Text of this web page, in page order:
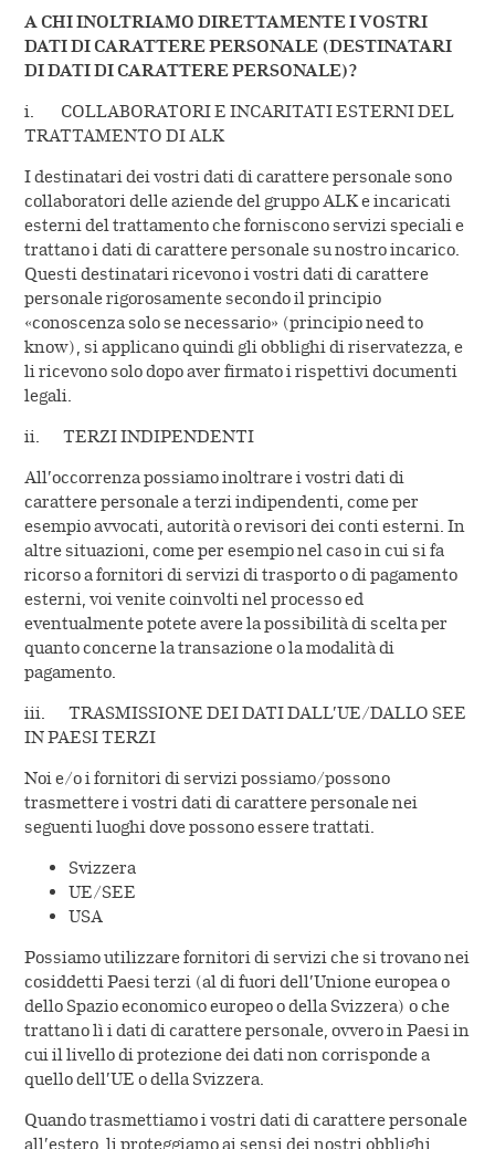
A CHI INOLTRIAMO DIRETTAMENTE I VOSTRI
DATI DI CARATTERE PERSONALE (DESTINATARI
DI DATI DI CARATTERE PERSONALE)?
i. COLLABORATORI E INCARITATI ESTERNI DEL
TRATTAMENTO DI ALK
I destinatari dei vostri dati di carattere personale sono
collaboratori delle aziende del gruppo ALK e incaricati
esterni del trattamento che forniscono servizi speciali e
trattano i dati di carattere personale su nostro incarico.
Questi destinatari ricevono i vostri dati di carattere
personale rigorosamente secondo il principio
«conoscenza solo se necessario» (principio need to
know), si applicano quindi gli obblighi di riservatezza, e
li ricevono solo dopo aver firmato i rispettivi documenti
legali.
ii. TERZI INDIPENDENTI
All’occorrenza possiamo inoltrare i vostri dati di
carattere personale a terzi indipendenti, come per
esempio avvocati, autorità o revisori dei conti esterni. In
altre situazioni, come per esempio nel caso in cui si fa
ricorso a fornitori di servizi di trasporto o di pagamento
esterni, voi venite coinvolti nel processo ed
eventualmente potete avere la possibilità di scelta per
quanto concerne la transazione o la modalità di
pagamento.
iii. TRASMISSIONE DEI DATI DALL’UE/DALLO SEE
IN PAESI TERZI
Noi e/o i fornitori di servizi possiamo/possono
trasmettere i vostri dati di carattere personale nei
seguenti luoghi dove possono essere trattati.
Svizzera
UE/SEE
USA
Possiamo utilizzare fornitori di servizi che si trovano nei
cosiddetti Paesi terzi (al di fuori dell’Unione europea o
dello Spazio economico europeo o della Svizzera) o che
trattano lì i dati di carattere personale, ovvero in Paesi in
cui il livello di protezione dei dati non corrisponde a
quello dell’UE o della Svizzera.
Quando trasmettiamo i vostri dati di carattere personale
all’estero, li proteggiamo ai sensi dei nostri obblighi